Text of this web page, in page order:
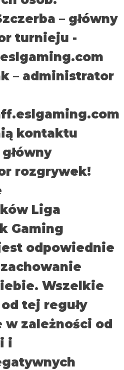
– główny
turnieju -
– administrator
kontaktu
rozgrywek!
Liga
Gaming
odpowiednie
Wszelkie
tej reguły
w zależności od
i